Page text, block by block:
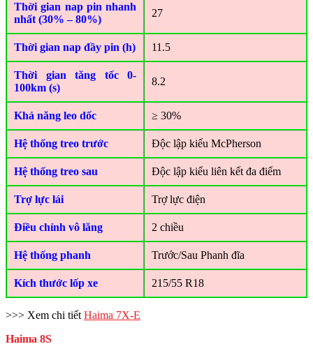
Thời gian nap pin nhanh
nhất (30% – 80%)
27
Thời gian nap đầy pin (h) 11.5
Thời gian tăng tốc 0-
100km (s)
8.2
Khả năng leo dốc ≥ 30%
Hệ thống treo trước Độc lập kiểu McPherson
Hệ thống treo sau Độc lập kiểu liên kết đa điểm
Trợ lực lái Trợ lực điện
Điều chỉnh vô lăng 2 chiều
Hệ thống phanh Trước/Sau Phanh đĩa
Kích thước lốp xe 215/55 R18
>>> Xem chi tiết Haima 7X-E
Haima 8S